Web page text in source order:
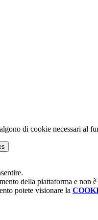
di cookie necessari al
della piattaforma e non
potete visionare la